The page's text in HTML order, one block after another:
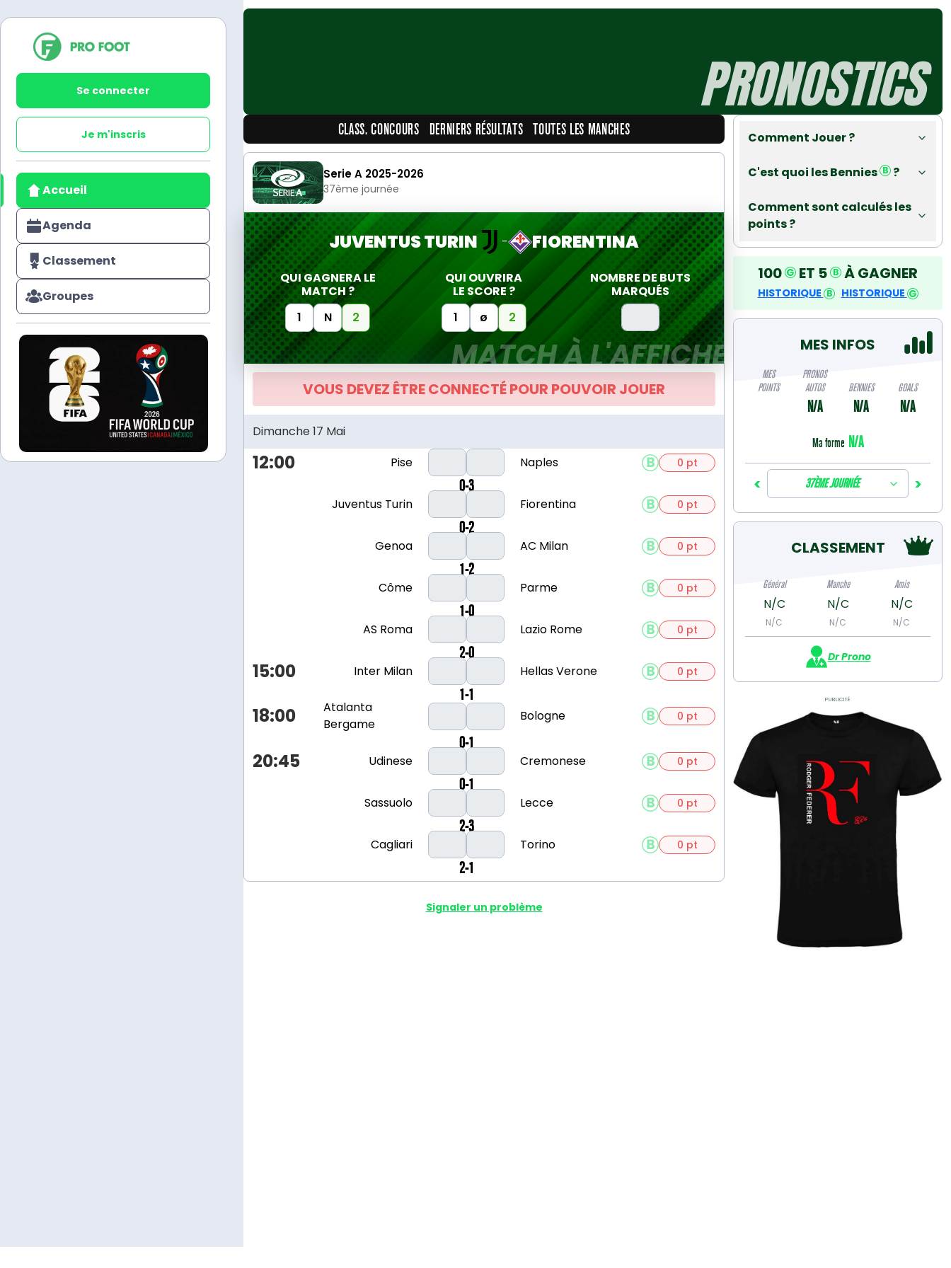
Se connecter
Je m'inscris
Accueil
Agenda
Classement
Groupes
PRONOSTICS
CLASS. CONCOURS DERNIERS RÉSULTATS TOUTES LES MANCHES
Serie A 2025-2026
37ème journée
MATCH À L'AFFICHE
JUVENTUS TURIN - FIORENTINA
QUI GAGNERA LE
MATCH ?
1
N 2
QUI OUVRIRA
LE SCORE ?
1
ø 2
NOMBRE DE BUTS
MARQUÉS
VOUS DEVEZ ÊTRE CONNECTÉ POUR POUVOIR JOUER
Dimanche 17 Mai
12:00 Pise Naples
0-3
0 pt
Juventus Turin Fiorentina
0-2
0 pt
Genoa AC Milan
1-2
0 pt
Côme Parme
1-0
0 pt
AS Roma Lazio Rome
2-0
0 pt
15:00 Inter Milan Hellas Verone
1-1
0 pt
18:00
Atalanta
Bergame
Bologne
0-1
0 pt
20:45 Udinese Cremonese
0-1
0 pt
Sassuolo Lecce
2-3
0 pt
Cagliari Torino
2-1
0 pt
Signaler un problème
Comment Jouer ?
C'est quoi les Bennies ?
Comment sont calculés les
points ?
100 ET 5 À GAGNER
HISTORIQUE HISTORIQUE
MES INFOS
MES
POINTS
PRONOS
AUTOS
N/A
BENNIES
N/A
GOALS
N/A
Ma forme N/A
< 37ÈME JOURNÉE >
CLASSEMENT
Général
N/C
N/C
Manche
N/C
N/C
Amis
N/C
N/C
Dr Prono
Publicité